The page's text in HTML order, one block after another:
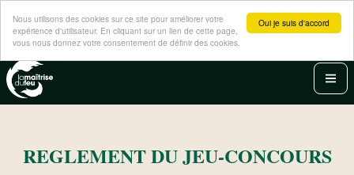
Oui je suis d'accord
Nous utilisons des cookies sur ce site pour améliorer votre
expérience d'utilisateur. En cliquant sur un lien de cette page,
vous nous donnez votre consentement de définir des cookies.
Aller
au
contenu
REGLEMENT DU JEU-CONCOURS